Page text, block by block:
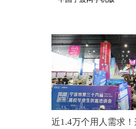
近1.4万个用人需求